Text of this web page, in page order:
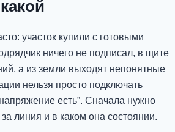
участок купили с готовыми
ничего не подписал, в щите
а из земли выходят непонятные
нельзя просто подключать
есть”. Сначала нужно
за линия и в каком она состоянии.